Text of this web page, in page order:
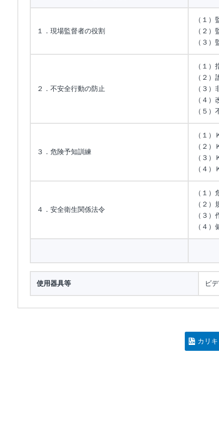
１．現場監督者の役割
（１
（２
（３
２．不安全行動の防止
（１
（２
（３
（４
（５
３．危険予知訓練
（１
（２
（３
（４
４．安全衛生関係法令
（１
（２
（３
（４）
使用器具等 ビ
カリ